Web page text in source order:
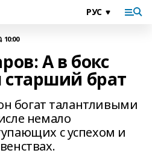
10:00
А в бокс
брат
богат талантливыми
немало
с успехом и